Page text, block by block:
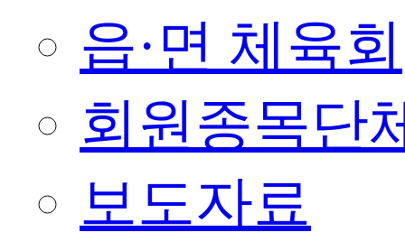
읍·면 체육회
회원종목단
보도자료